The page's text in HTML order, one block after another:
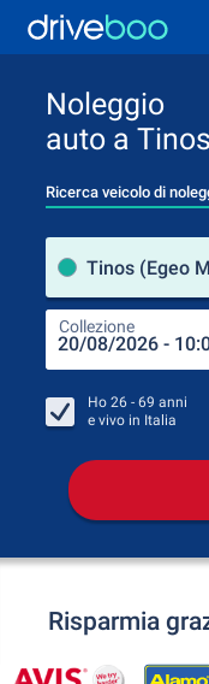
Noleggio
auto a Tinos
Ricerca veicolo di
Tinos (Egeo
Collezione
Ho 26 - 69 anni
e vivo in Italia
Risparmia